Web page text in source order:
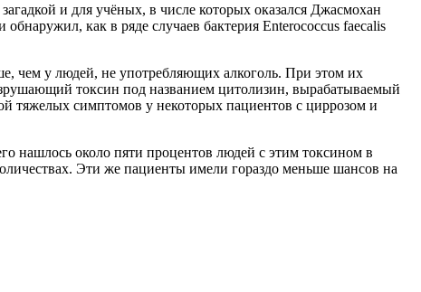
и для учёных, в числе которых оказался Джасмохан
как в ряде случаев бактерия Enterococcus faecalis
чем у людей, не употребляющих алкоголь. При этом их
токсин под названием цитолизин, вырабатываемый
тяжелых симптомов у некоторых пациентов с циррозом и
нашлось около пяти процентов людей с этим токсином в
Эти же пациенты имели гораздо меньше шансов на